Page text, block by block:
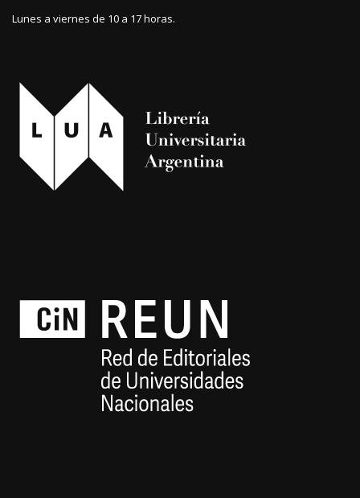
Lunes a viernes de 10 a 17 horas.